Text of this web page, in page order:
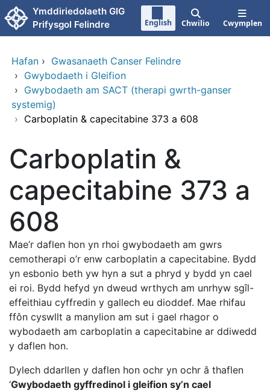
Neidio i'r prif gynnwy
Ymddiriedolaeth GIG
Prifysgol Felindre
English Chwilio Cwymplen
Hafan › Gwasanaeth Canser Felindre
› Gwybodaeth i Gleifion
› Gwybodaeth am SACT (therapi gwrth-ganser
systemig)
› Carboplatin & capecitabine 373 a 608
Carboplatin &
capecitabine 373 a
608
Mae’r daflen hon yn rhoi gwybodaeth am gwrs
cemotherapi o’r enw carboplatin a capecitabine. Bydd
yn esbonio beth yw hyn a sut a phryd y bydd yn cael
ei roi. Bydd hefyd yn dweud wrthych am unrhyw sgîl-
effeithiau cyffredin y gallech eu dioddef. Mae rhifau
ffôn cyswllt a manylion am sut i gael rhagor o
wybodaeth am carboplatin a capecitabine ar ddiwedd
y daflen hon.
Dylech ddarllen y daflen hon ochr yn ochr â thaflen
‘Gwybodaeth gyffredinol i gleifion sy’n cael